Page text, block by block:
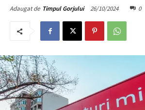
Adaugat de Timpul Gorjului 26/10/2024 0